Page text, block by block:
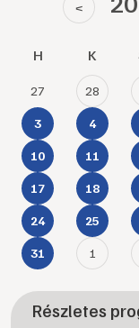
<
H K
27 28
3 4
10 11
17 18
24 25
31 1
Részletes